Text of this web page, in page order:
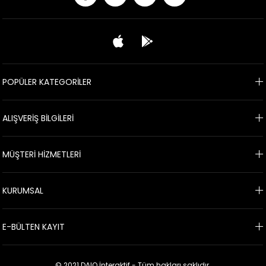
POPÜLER KATEGORİLER
ALIŞVERİŞ BİLGİLERİ
MÜŞTERİ HİZMETLERİ
KURUMSAL
E-BÜLTEN KAYIT